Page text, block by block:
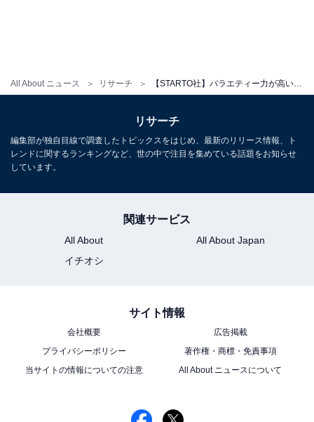
All About ニュース リサーチ
代男性／北海道）、「ほとんどのジャンルをこなせ、不
などの声が寄せられました。
※回答者のコメントは原文ママです
「SUPER EIGHT」 初回限定盤「SUPER」盤 (CD+DVD)
Amazonで見る
リサーチ
編集部が独自目線で調査したトピックスをはじめ、最新のリリース情報、ト
レンドに関するランキングなど、世の中で注目を集めている話題をお知らせ
しています。
関連サービス
All About
All About Japan
イチオシ
サイト情報
会社概要
広告掲載
プライバシーポリシー
著作権・商標・免責事項
当サイトの情報についての注意
All About ニュースについて